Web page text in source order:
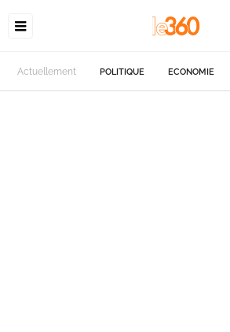
Actuellement POLITIQUE ECONOMIE